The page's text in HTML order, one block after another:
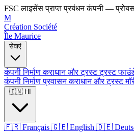
FSC लाइसेंस प्राप्त प्रबंधन कंपनी —
M
Création Société
Île Maurice
कंपनी निर्माणकराधान और ट्रस्टट्रस्ट
कंपनी निर्माणप्रवासनकराधान और ट्रस्ट
🇫🇷 Français 🇬🇧 English 🇩🇪